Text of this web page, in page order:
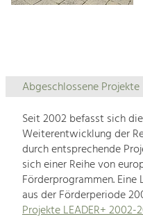
Abgeschlossene Projekte
Seit 2002 befasst sich
Weiterentwicklung der
durch entsprechende
sich einer Reihe von
Förderprogrammen.
aus der Förderperiode
Projekte LEADER+ 2002-